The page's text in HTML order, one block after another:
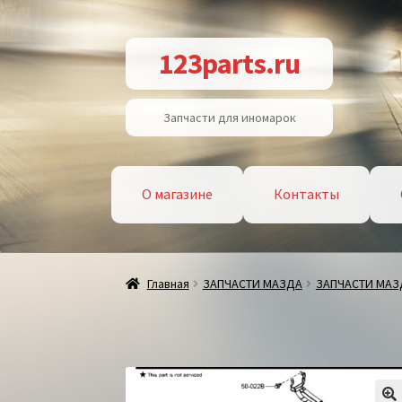
Перейти
к
навигации
Перейти
к
содержимому
123parts.ru
Запчасти для иномарок
О магазине Контакты
Главная ЗАПЧАСТИ МАЗДА ЗАПЧАСТИ